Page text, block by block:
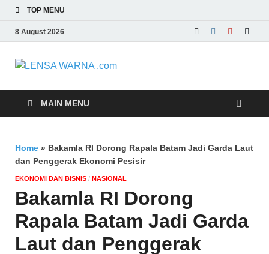
TOP MENU
8 August 2026
LENSA
WARNA .com
Berwarna
MAIN MENU
Home » Bakamla RI Dorong Rapala Batam Jadi Garda Laut
dan Penggerak Ekonomi Pesisir
EKONOMI DAN BISNIS / NASIONAL
Bakamla RI Dorong
Rapala Batam Jadi Garda
Laut dan Penggerak